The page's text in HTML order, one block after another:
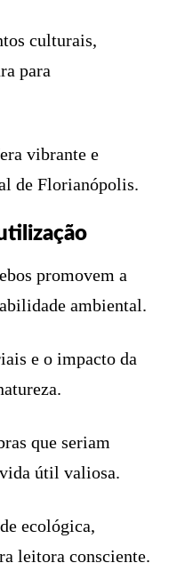
culturais,
para
vibrante e
de Florianópolis.
promovem a
ambiental.
e o impacto da
que seriam
útil valiosa.
ecológica,
leitora consciente.